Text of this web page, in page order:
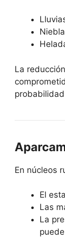
La
En núcleos
El
Las
La